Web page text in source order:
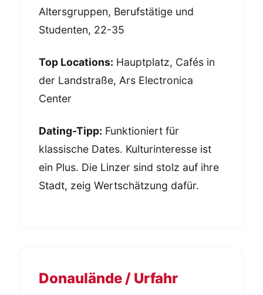
Altersgruppen, Berufstätige und
Studenten, 22-35
Top Locations: Hauptplatz, Cafés in
der Landstraße, Ars Electronica
Center
Dating-Tipp: Funktioniert für
klassische Dates. Kulturinteresse ist
ein Plus. Die Linzer sind stolz auf ihre
Stadt, zeig Wertschätzung dafür.
Donaulände / Urfahr